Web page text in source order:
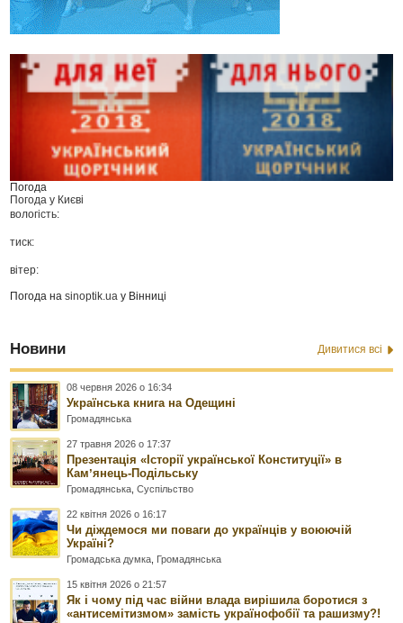
Погода
Погода у Києві
вологість:
тиск:
вітер:
Погода наsinoptik.ua у Вінниці
Новини Дивитися всі
08 червня 2026 о 16:34
Українська книга на Одещині
Громадянська
27 травня 2026 о 17:37
Презентація «Історії української Конституції» в
Камʼянець-Подільську
Громадянська ,Суспільство
22 квітня 2026 о 16:17
Чи діждемося ми поваги до українців у воюючій
Україні?
Громадська думка Громадянська
15 квітня 2026 о 21:57
Як і чому під час війни влада вирішила боротися з
«антисемітизмом» замість українофобії та рашизму?!